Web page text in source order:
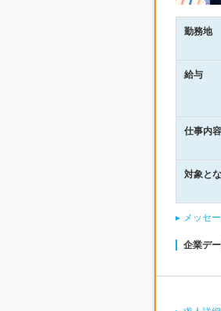
勤務地
給与
仕事内容
対象と
メッセ
企業デ